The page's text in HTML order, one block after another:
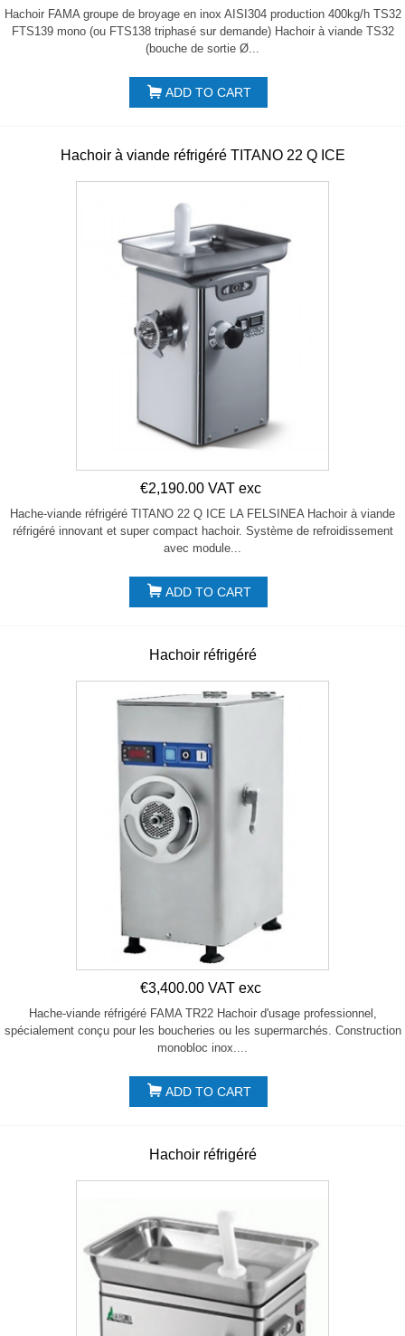
Hachoir FAMA groupe de broyage en inox AISI304 production 400kg/h TS32
FTS139 mono (ou FTS138 triphasé sur demande) Hachoir à viande TS32
(bouche de sortie Ø...
ADD TO CART
Hachoir à viande réfrigéré TITANO 22 Q ICE
€2,190.00 VAT exc
Hache-viande réfrigéré TITANO 22 Q ICE LA FELSINEA Hachoir à viande
réfrigéré innovant et super compact hachoir. Système de refroidissement
avec module...
ADD TO CART
Hachoir réfrigéré
€3,400.00 VAT exc
Hache-viande réfrigéré FAMA TR22 Hachoir d'usage professionnel,
spécialement conçu pour les boucheries ou les supermarchés. Construction
monobloc inox....
ADD TO CART
Hachoir réfrigéré